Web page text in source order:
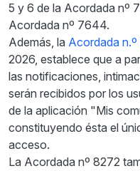
5 y 6 de la Acordada nº
Acordada nº 7644.
Además, la Acordada
2026, establece que a
las notificaciones,
serán recibidos por los
de la aplicación "Mis
constituyendo ésta el
acceso.
La Acordada nº 8272